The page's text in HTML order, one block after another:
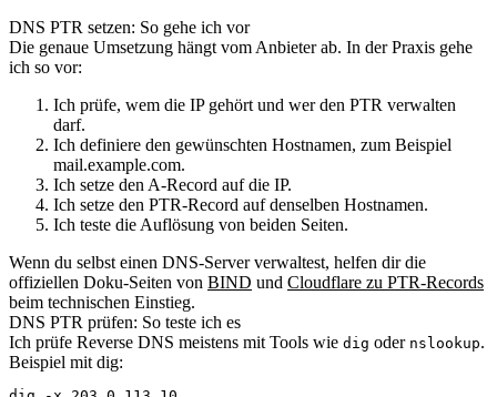
DNS PTR setzen: So gehe ich vor
Die genaue Umsetzung hängt vom Anbieter ab. In der Praxis gehe
ich so vor:
Ich prüfe, wem die IP gehört und wer den PTR verwalten
darf.
Ich definiere den gewünschten Hostnamen, zum Beispiel
mail.example.com.
Ich setze den A-Record auf die IP.
Ich setze den PTR-Record auf denselben Hostnamen.
Ich teste die Auflösung von beiden Seiten.
Wenn du selbst einen DNS-Server verwaltest, helfen dir die
offiziellen Doku-Seiten von BIND und Cloudflare zu PTR-Records
beim technischen Einstieg.
DNS PTR prüfen: So teste ich es
Ich prüfe Reverse DNS meistens mit Tools wie dig oder nslookup.
Beispiel mit dig: